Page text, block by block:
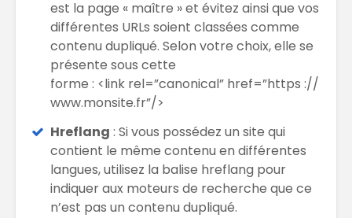
est la page « maître » et évitez ainsi que vos
différentes URLs soient classées comme
contenu dupliqué. Selon votre choix, elle se
présente sous cette
forme : <link rel=”canonical” href=”https ://
www.monsite.fr”/>
Hreflang : Si vous possédez un site qui
contient le même contenu en différentes
langues, utilisez la balise hreflang pour
indiquer aux moteurs de recherche que ce
n’est pas un contenu dupliqué.